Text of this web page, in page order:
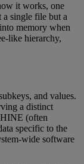
it works, one
a single file but a
memory when
like hierarchy,
and values.
a distinct
(often
specific to the
wide software